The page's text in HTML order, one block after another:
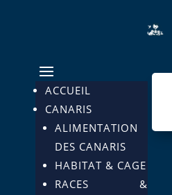
ACCUEIL
CANARIS
ALIMENTATION
DES CANARIS
HABITAT & CAGE
RACES &